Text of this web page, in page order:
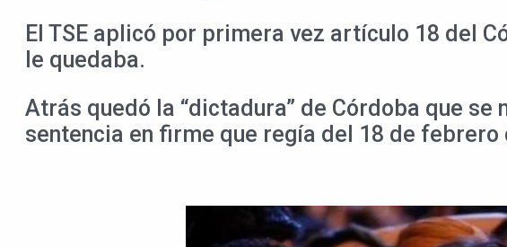
El TSE aplicó por primera vez artículo 18 del
le quedaba.
Atrás quedó la “dictadura” de Córdoba que
sentencia en firme que regía del 18 de